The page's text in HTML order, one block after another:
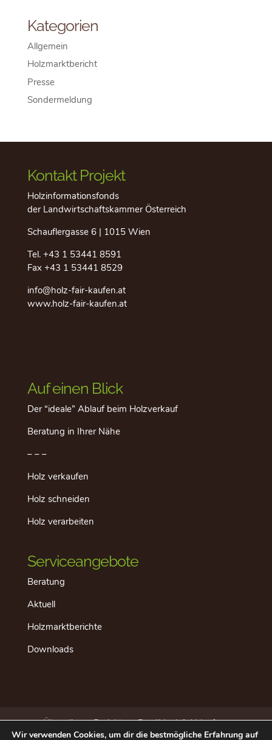
Kategorien
Allgemein
Holzmarktbericht
Presse
Sondermeldung
Kontakt Projekt
Holzinformationsfonds
der Landwirtschaftskammer Österreich
Schauflergasse 6 | 1015 Wien
Tel. +43 1 53441 8591
Fax +43 1 53441 8529
info@holz-fair-kaufen.at
www.holz-fair-kaufen.at
Auf einen Blick
Der “ideale” Ablauf beim Holzverkauf
Beratung in Ihrer Nähe
– – –
Holz verkaufen
Holz schneiden
Holz verarbeiten
Serviceangebote
Beratung
Aktuell
Holzmarktberichte
Downloads
Über dieses Projekt
Der “ideale” Ablauf
Aktuell
Datenschutz Impressum
Wir verwenden Cookies, um dir die bestmögliche Erfahrung auf